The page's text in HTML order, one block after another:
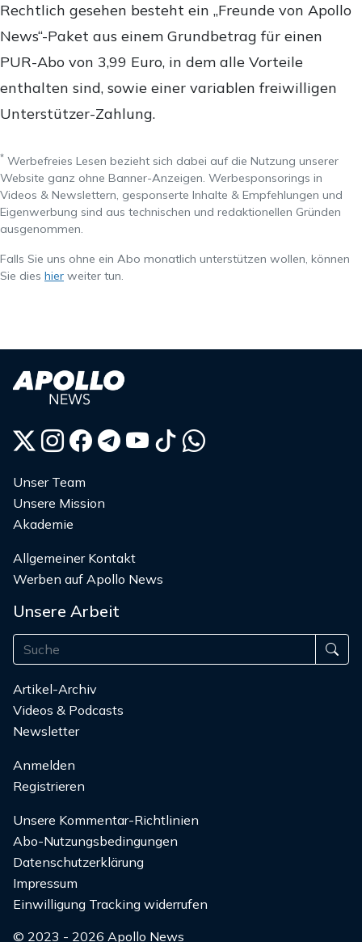
Rechtlich gesehen besteht ein „Freunde von Apollo
News“-Paket aus einem Grundbetrag für einen
PUR-Abo von 3,99 Euro, in dem alle Vorteile
enthalten sind, sowie einer variablen freiwilligen
Unterstützer-Zahlung.
* Werbefreies Lesen bezieht sich dabei auf die Nutzung unserer
Website ganz ohne Banner-Anzeigen. Werbesponsorings in
Videos & Newslettern, gesponserte Inhalte & Empfehlungen und
Eigenwerbung sind aus technischen und redaktionellen Gründen
ausgenommen.
Falls Sie uns ohne ein Abo monatlich unterstützen wollen, können
Sie dies hier weiter tun.
Unser Team
Unsere Mission
Akademie
Allgemeiner Kontakt
Werben auf Apollo News
Unsere Arbeit
Artikel-Archiv
Videos & Podcasts
Newsletter
Anmelden
Registrieren
Unsere Kommentar-Richtlinien
Abo-Nutzungsbedingungen
Datenschutzerklärung
Impressum
Einwilligung Tracking widerrufen
© 2023 - 2026 Apollo News